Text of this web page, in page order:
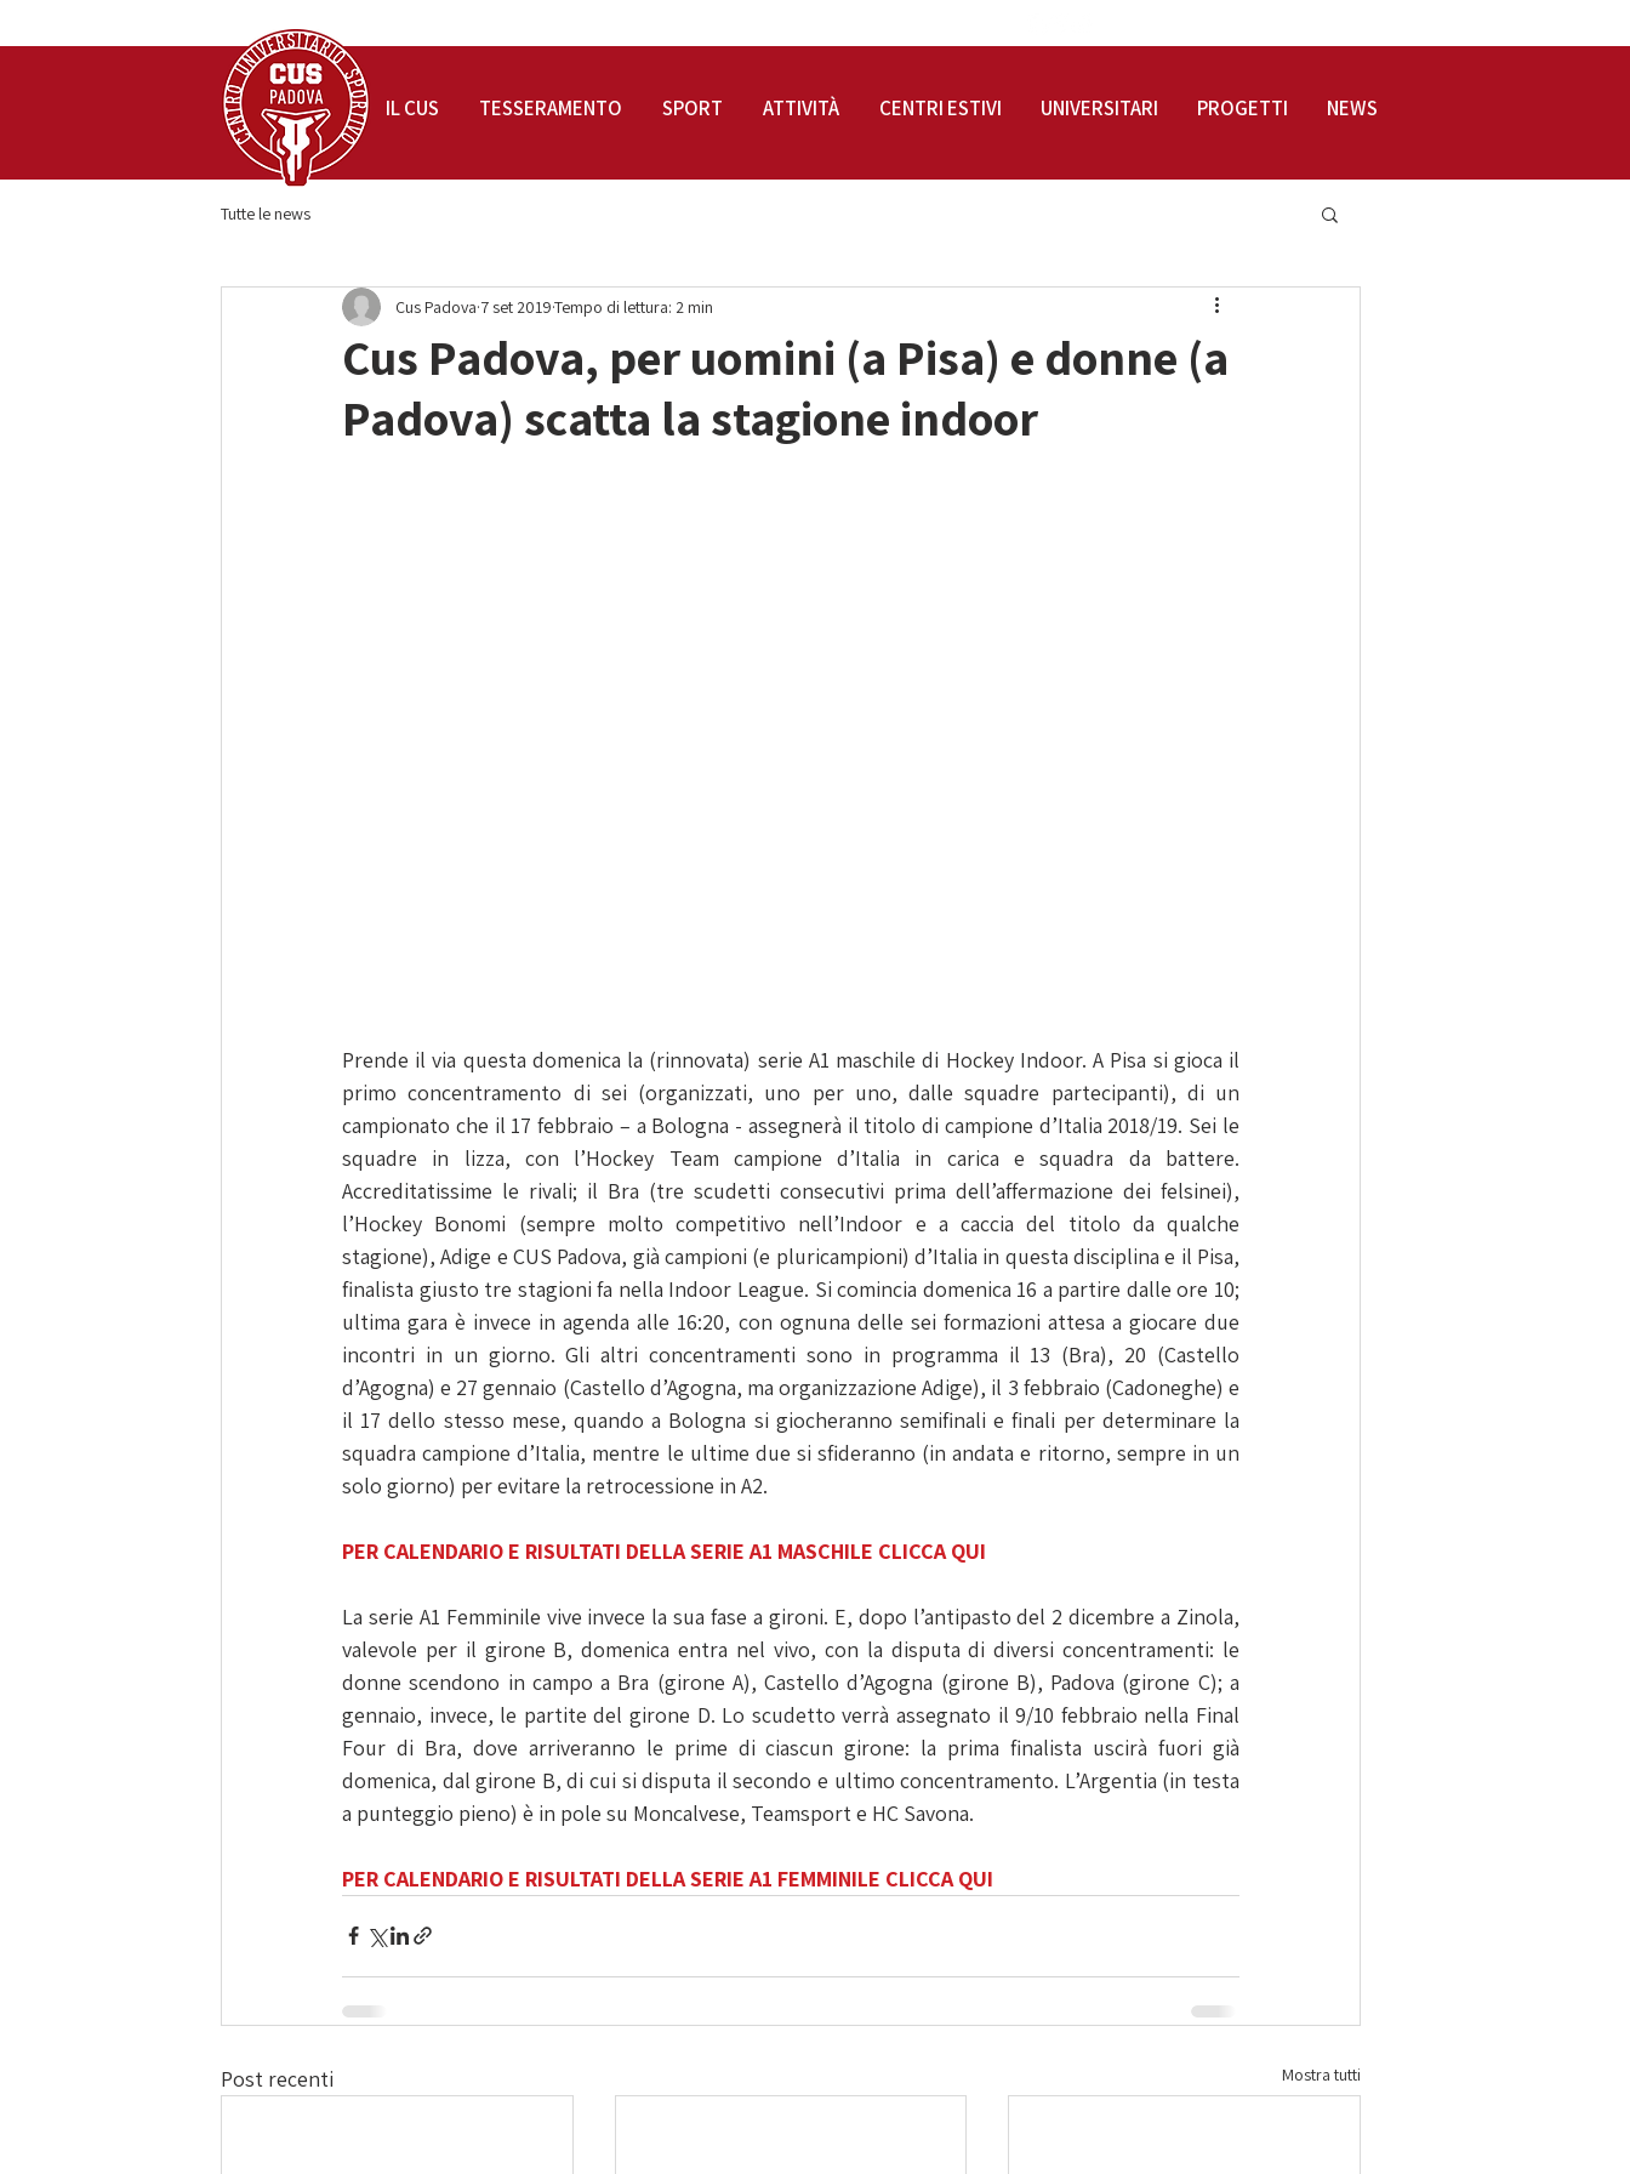
Tutte le news
Cus Padova, per uomini (a Pisa) e donne (a
Padova) scatta la stagione indoor
Cus Padova 7 set 2019Tempo di lettura: 2 min
Prende il via questa domenica la (rinnovata) serie A1 maschile di Hockey Indoor. A Pisa si gioca il
primo concentramento di sei (organizzati, uno per uno, dalle squadre partecipanti), di un
campionato che il 17 febbraio – a Bologna - assegnerà il titolo di campione d’Italia 2018/19. Sei le
squadre in lizza, con l’Hockey Team campione d’Italia in carica e squadra da battere.
Accreditatissime le rivali; il Bra (tre scudetti consecutivi prima dell’affermazione dei felsinei),
l’Hockey Bonomi (sempre molto competitivo nell’Indoor e a caccia del titolo da qualche
stagione), Adige e CUS Padova, già campioni (e pluricampioni) d’Italia in questa disciplina e il Pisa,
finalista giusto tre stagioni fa nella Indoor League. Si comincia domenica 16 a partire dalle ore 10;
ultima gara è invece in agenda alle 16:20, con ognuna delle sei formazioni attesa a giocare due
incontri in un giorno. Gli altri concentramenti sono in programma il 13 (Bra), 20 (Castello
d’Agogna) e 27 gennaio (Castello d’Agogna, ma organizzazione Adige), il 3 febbraio (Cadoneghe) e
il 17 dello stesso mese, quando a Bologna si giocheranno semifinali e finali per determinare la
squadra campione d’Italia, mentre le ultime due si sfideranno (in andata e ritorno, sempre in un
solo giorno) per evitare la retrocessione in A2.
PER CALENDARIO E RISULTATI DELLA SERIE A1 MASCHILE CLICCA QUI
La serie A1 Femminile vive invece la sua fase a gironi. E, dopo l’antipasto del 2 dicembre a Zinola,
valevole per il girone B, domenica entra nel vivo, con la disputa di diversi concentramenti: le
donne scendono in campo a Bra (girone A), Castello d’Agogna (girone B), Padova (girone C); a
gennaio, invece, le partite del girone D. Lo scudetto verrà assegnato il 9/10 febbraio nella Final
Four di Bra, dove arriveranno le prime di ciascun girone: la prima finalista uscirà fuori già
domenica, dal girone B, di cui si disputa il secondo e ultimo concentramento. L’Argentia (in testa
a punteggio pieno) è in pole su Moncalvese, Teamsport e HC Savona.
PER CALENDARIO E RISULTATI DELLA SERIE A1 FEMMINILE CLICCA QUI
Post recenti Mostra tutti
IL CUS TESSERAMENTO SPORT ATTIVITÀ CENTRI ESTIVI UNIVERSITARI PROGETTI NEWS